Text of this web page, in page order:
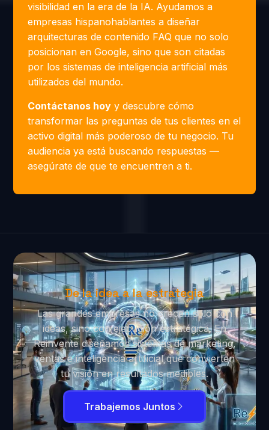
visibilidad en la era de la IA. Ayudamos a
empresas hispanohablantes a diseñar
arquitecturas de contenido FAQ que no solo
posicionan en Google, sino que son citadas
por los sistemas de inteligencia artificial más
utilizados del mundo.
Contáctanos hoy y descubre cómo
transformar las preguntas de tus clientes en el
activo digital más poderoso de tu negocio. Tu
audiencia ya está buscando respuestas —
asegúrate de que te encuentren a ti.
De la idea a la estrategia
Las grandes empresas no crecen solo con
ideas, sino con ejecución estratégica. En
Reinvente diseñamos sistemas de marketing,
ventas e inteligencia artificial que convierten
tu visión en resultados medibles.
Trabajemos Juntos